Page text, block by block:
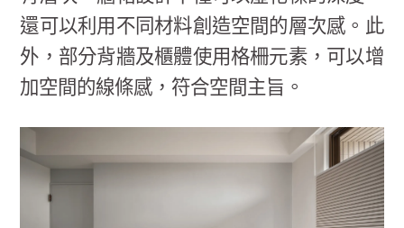
還可以利用不同材料創造空間的層次感。此
外，部分背牆及櫃體使用格柵元素，可以增
加空間的線條感，符合空間主旨。